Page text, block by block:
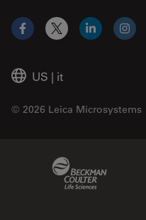
US | it
© 2026 Leica Microsystems
Facebook
X LinkedIn